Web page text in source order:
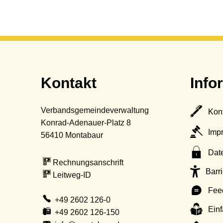
Kontakt
Verbandsgemeindeverwaltung
Konrad-Adenauer-Platz 8
56410 Montabaur
Rechnungsanschrift
Leitweg-ID
+49 2602 126-0
+49 2602 126-150